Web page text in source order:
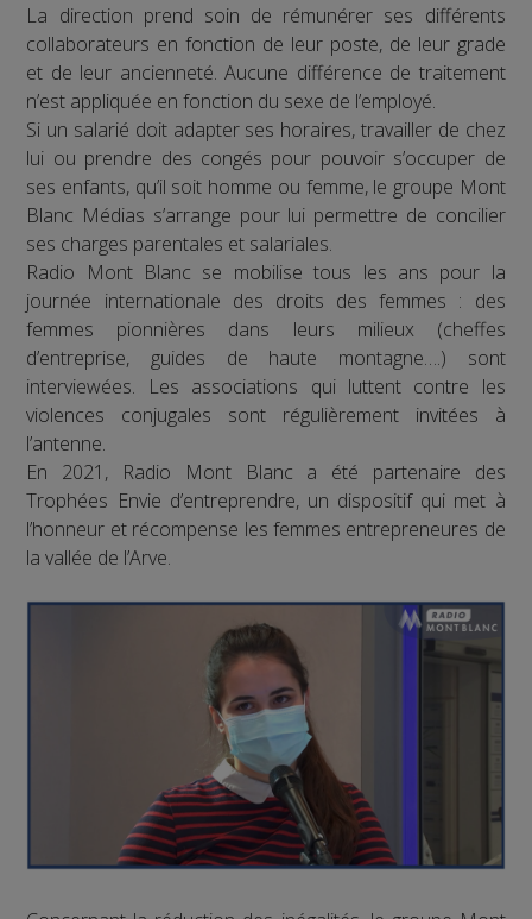
La direction prend soin de rémunérer ses différents
collaborateurs en fonction de leur poste, de leur grade
et de leur ancienneté. Aucune différence de traitement
n’est appliquée en fonction du sexe de l’employé.
Si un salarié doit adapter ses horaires, travailler de chez
lui ou prendre des congés pour pouvoir s’occuper de
ses enfants, qu’il soit homme ou femme, le groupe Mont
Blanc Médias s’arrange pour lui permettre de concilier
ses charges parentales et salariales.
Radio Mont Blanc se mobilise tous les ans pour la
journée internationale des droits des femmes : des
femmes pionnières dans leurs milieux (cheffes
d’entreprise, guides de haute montagne….) sont
interviewées. Les associations qui luttent contre les
violences conjugales sont régulièrement invitées à
l’antenne.
En 2021, Radio Mont Blanc a été partenaire des
Trophées Envie d’entreprendre, un dispositif qui met à
l’honneur et récompense les femmes entrepreneures de
la vallée de l’Arve.